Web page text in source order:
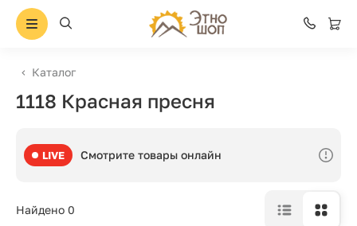
Каталог
1118 Красная пресня
LIVE Смотрите товары онлайн
Найдено 0